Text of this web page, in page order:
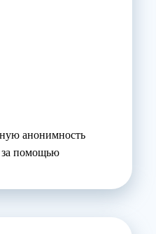
анонимность
помощью